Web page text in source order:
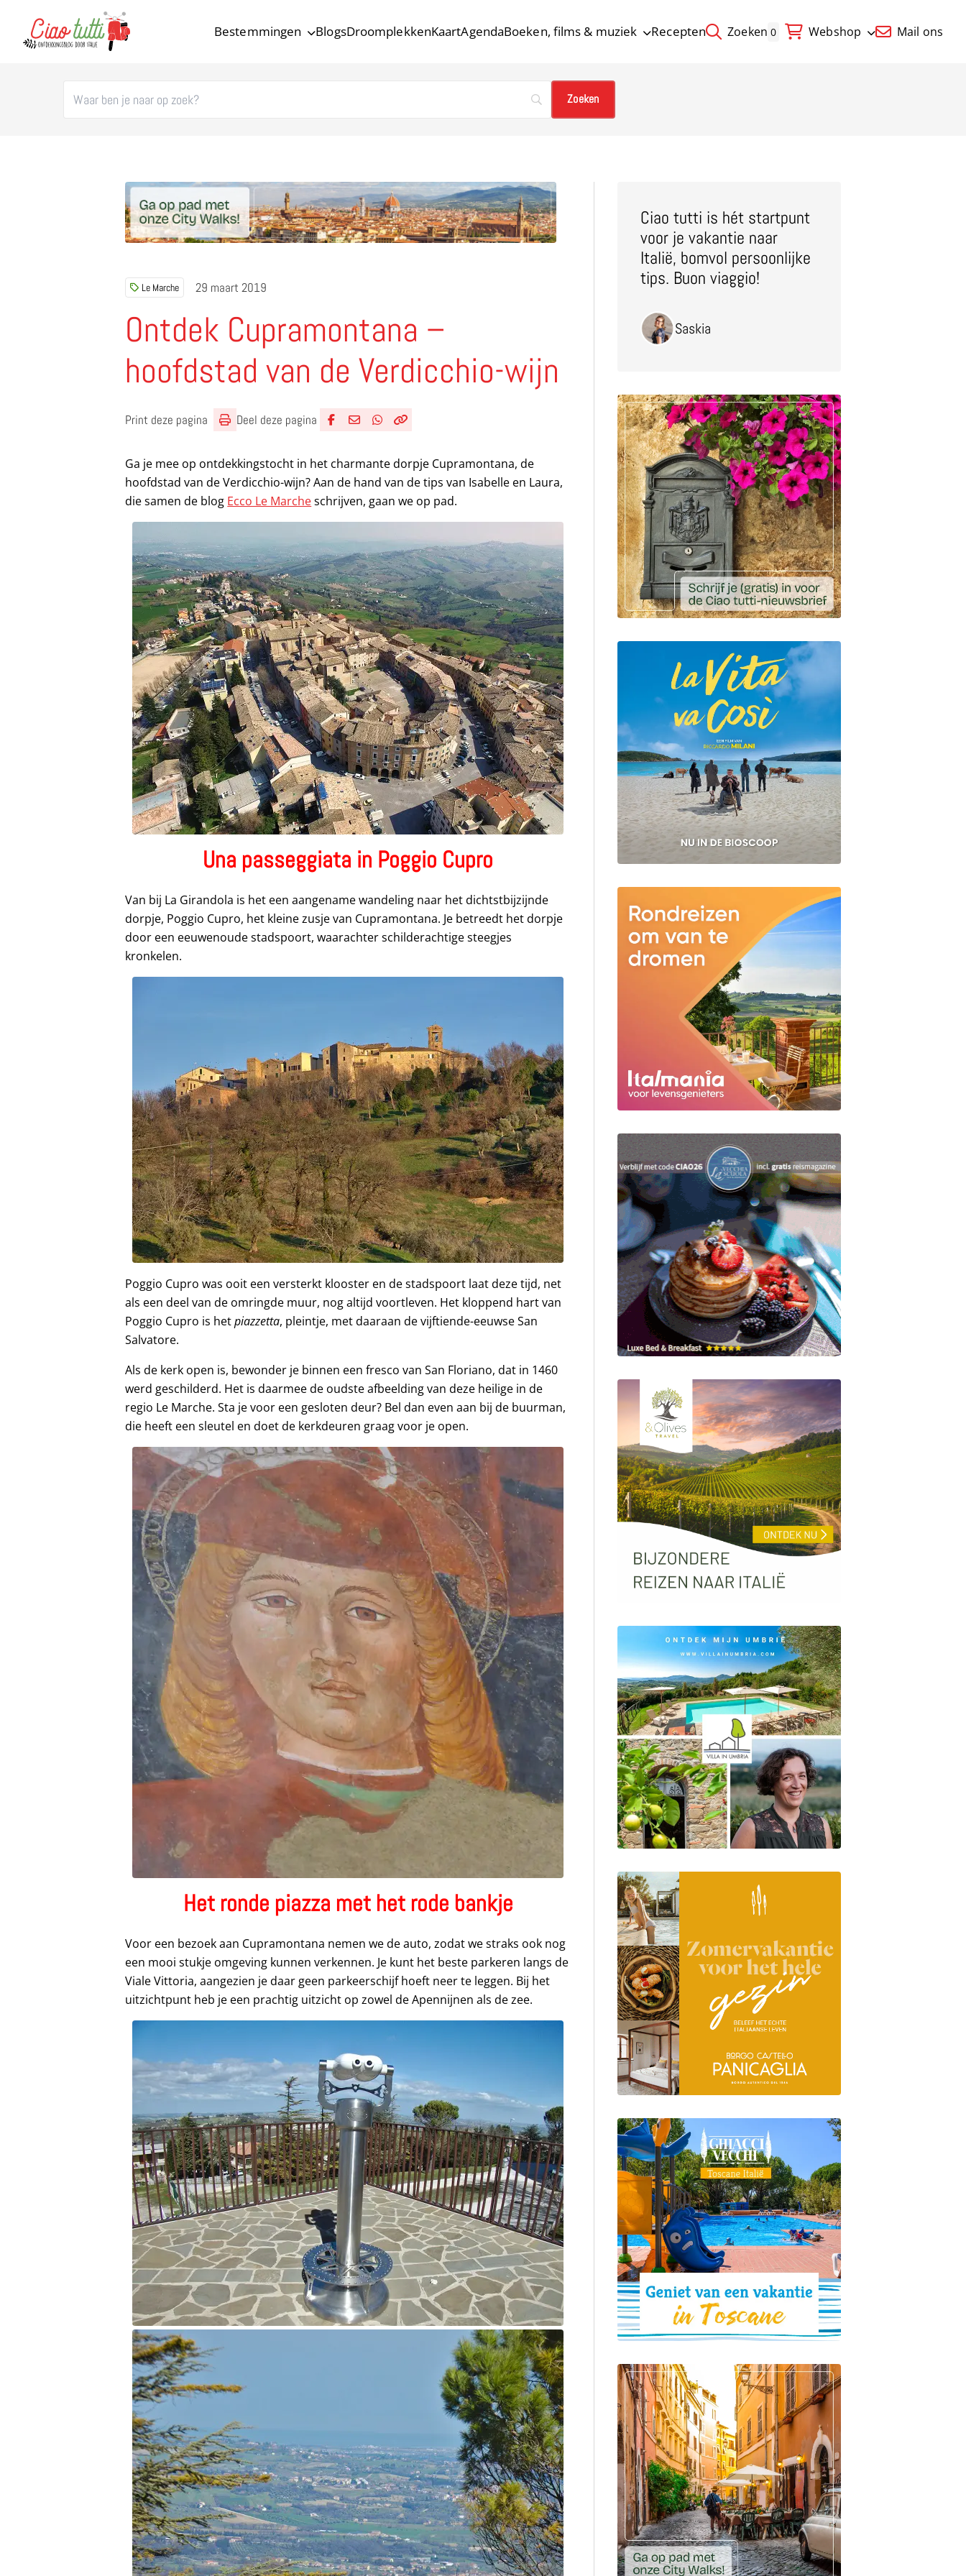
Bestemmingen BlogsDroomplekkenKaartAgendaBoeken, films & muziek Recepten Zoeken 0 Webshop Mail ons
Le Marche 29 maart 2019
Ontdek Cupramontana –
hoofdstad van de Verdicchio-wijn
Print deze pagina
Deel deze pagina
Ga je mee op ontdekkingstocht in het charmante dorpje Cupramontana, de
hoofdstad van de Verdicchio-wijn? Aan de hand van de tips van Isabelle en Laura,
die samen de blog Ecco Le Marcheschrijven, gaan we op pad.
Una passeggiata in Poggio Cupro
Van bij La Girandola is het een aangename wandeling naar het dichtstbijzijnde
dorpje, Poggio Cupro, het kleine zusje van Cupramontana. Je betreedt het dorpje
door een eeuwenoude stadspoort, waarachter schilderachtige steegjes
kronkelen.
Poggio Cupro was ooit een versterkt klooster en de stadspoort laat deze tijd, net
als een deel van de omringde muur, nog altijd voortleven. Het kloppend hart van
Poggio Cupro is hetpiazzetta, pleintje, met daaraan de vijftiende-eeuwse San
Salvatore.
Als de kerk open is, bewonder je binnen een fresco van San Floriano, dat in 1460
werd geschilderd. Het is daarmee de oudste afbeelding van deze heilige in de
regio Le Marche. Sta je voor een gesloten deur? Bel dan even aan bij de buurman,
die heeft een sleutel en doet de kerkdeuren graag voor je open.
Het ronde piazza met het rode bankje
Voor een bezoek aan Cupramontana nemen we de auto, zodat we straks ook nog
een mooi stukje omgeving kunnen verkennen. Je kunt het beste parkeren langs de
Viale Vittoria, aangezien je daar geen parkeerschijf hoeft neer te leggen. Bij het
uitzichtpunt heb je een prachtig uitzicht op zowel de Apennijnen als de zee.
Ciao tutti is hét startpunt
voor je vakantie naar
Italië, bomvol persoonlijke
tips. Buon viaggio!
Saskia